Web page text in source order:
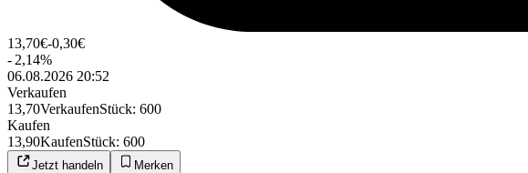
13,70€-0,30€
- 2,14%
06.08.2026 20:52
Verkaufen
13,70VerkaufenStück: 600
Kaufen
13,90KaufenStück: 600
Jetzt handeln Merken